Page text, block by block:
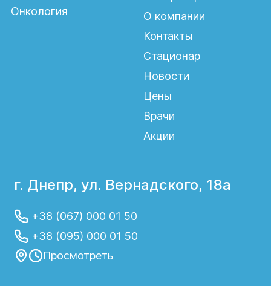
Онкология
О компании
Контакты
Стационар
Новости
Цены
Врачи
Акции
г. Днепр, ул. Вернадского, 18а
+38 (067) 000 01 50
+38 (095) 000 01 50
Просмотреть